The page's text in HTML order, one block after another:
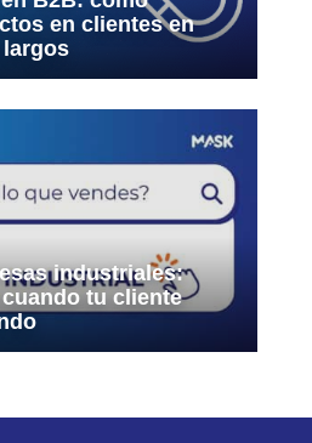
en clientes en
industriales:
tu cliente